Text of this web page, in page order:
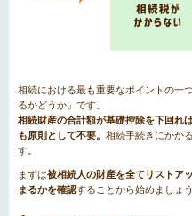
相続における最も重要なポイントの一
るかどうか」です。
相続財産の合計額が基礎控除を下回れ
も原則として不要。 相続手続きにかか
す。
まずは被相続人の財産を全てリストア
まるかを確認することから始めましょう